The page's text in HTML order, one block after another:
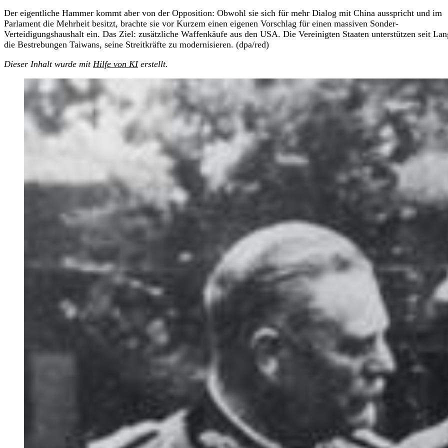
Der eigentliche Hammer kommt aber von der Opposition: Obwohl sie sich für mehr Dialog mit China ausspricht und im
Parlament die Mehrheit besitzt, brachte sie vor Kurzem einen eigenen Vorschlag für einen massiven Sonder-
Verteidigungshaushalt ein. Das Ziel: zusätzliche Waffenkäufe aus den USA. Die Vereinigten Staaten unterstützen seit
die Bestrebungen Taiwans, seine Streitkräfte zu modernisieren. (dpa/red)
Dieser Inhalt wurde mit Hilfe von KIerstellt.